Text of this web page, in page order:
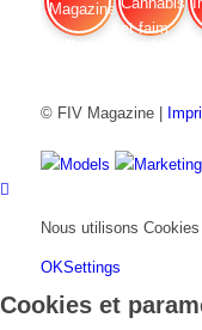
© FIV Magazine |
Models Marketing
Nous utilisons
OKSettings
Cookies et